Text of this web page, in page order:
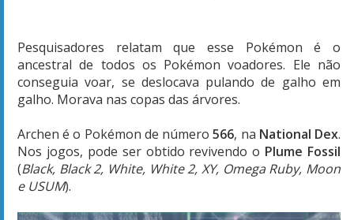
Pesquisadores relatam que esse Pokémon é o
ancestral de todos os Pokémon voadores. Ele não
conseguia voar, se deslocava pulando de galho em
galho. Morava nas copas das árvores.
Archen é o Pokémon de número566, na National Dex.
Nos jogos, pode ser obtido revivendo o Plume Fossil
(Black, Black 2, White, White 2, XY, Omega Ruby, Moon
e USUM).